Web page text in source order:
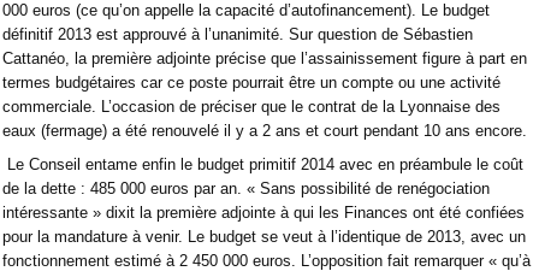
000 euros (ce qu’on appelle la capacité d’autofinancement). Le budget
définitif 2013 est approuvé à l’unanimité. Sur question de Sébastien
Cattanéo, la première adjointe précise que l’assainissement figure à part en
termes budgétaires car ce poste pourrait être un compte ou une activité
commerciale. L’occasion de préciser que le contrat de la Lyonnaise des
eaux (fermage) a été renouvelé il y a 2 ans et court pendant 10 ans encore.
Le Conseil entame enfin le budget primitif 2014 avec en préambule le coût
de la dette : 485 000 euros par an. « Sans possibilité de renégociation
intéressante » dixit la première adjointe à qui les Finances ont été confiées
pour la mandature à venir. Le budget se veut à l’identique de 2013, avec un
fonctionnement estimé à 2 450 000 euros. L’opposition fait remarquer « qu’à